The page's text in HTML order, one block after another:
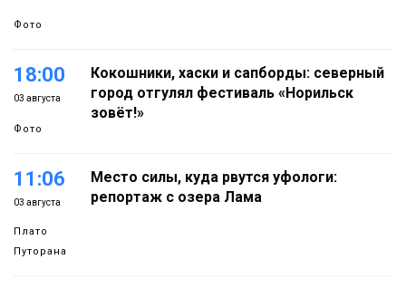
Фото
18:00
03 августа
Фото
Кокошники, хаски и сапборды: северный
город отгулял фестиваль «Норильск
зовёт!»
11:06
03 августа
Плато
Путорана
Место силы, куда рвутся уфологи:
репортаж с озера Лама